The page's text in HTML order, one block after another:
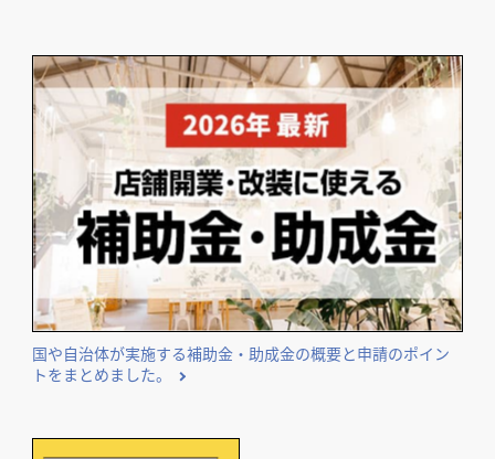
国や自治体が実施する補助金・助成金の概要と申請のポイン
トをまとめました。